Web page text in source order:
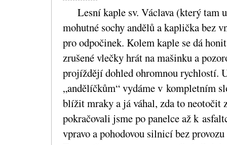
Lesní kaple sv. Václava (který tam
mohutné sochy andělů a kaplička bez
pro odpočinek. Kolem kaple se dá
zrušené vlečky hrát na mašinku a
projíždějí dohled ohromnou rychlostí.
„andělíčkům“ vydáme v kompletním
blížit mraky a já váhal, zda to neotočit
pokračovali jsme po panelce až k
vpravo a pohodovou silnicí bez